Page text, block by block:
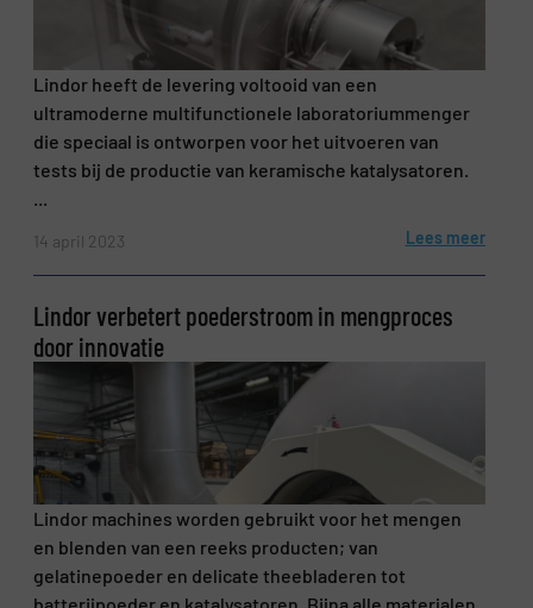
VERSTUREN
Lindor heeft de levering voltooid van een
ultramoderne multifunctionele laboratoriummenger
die speciaal is ontworpen voor het uitvoeren van
tests bij de productie van keramische katalysatoren.
...
14 april 2023 Lees meer
Lindor verbetert poederstroom in mengproces
door innovatie
Lindor machines worden gebruikt voor het mengen
en blenden van een reeks producten; van
gelatinepoeder en delicate theebladeren tot